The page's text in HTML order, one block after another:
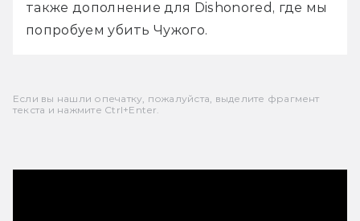
также дополнение для Dishonored, где мы
попробуем убить Чужого.
Если вы нашли опечатку, пожалуйста, выделите фрагмент
текста и нажмите Ctrl+Enter.